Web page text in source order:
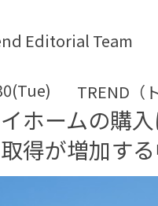
Editorial Team
TREND（
ホームの購
得が増加す